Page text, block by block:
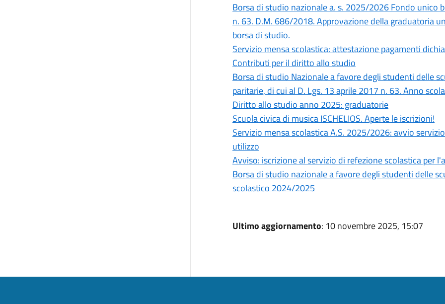
Borsa di studio nazionale a. s. 2025/2026 Fondo unico
n. 63. D.M. 686/2018. Approvazione della graduatoria
borsa di studio.
Servizio mensa scolastica: attestazione pagamenti
Contributi per il diritto allo studio
Borsa di studio Nazionale a favore degli studenti delle
paritarie, di cui al D. Lgs. 13 aprile 2017 n. 63. Anno
Diritto allo studio anno 2025: graduatorie
Scuola civica di musica ISCHELIOS. Aperte le iscrizioni!
Servizio mensa scolastica A.S. 2025/2026: avvio
utilizzo
Avviso: iscrizione al servizio di refezione scolastica per
Borsa di studio nazionale a favore degli studenti delle
scolastico 2024/2025
Ultimo aggiornamento: 10 novembre 2025, 15:07